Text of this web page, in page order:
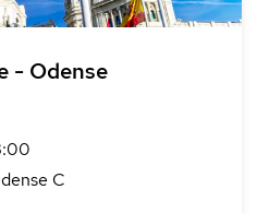
- Odense
C